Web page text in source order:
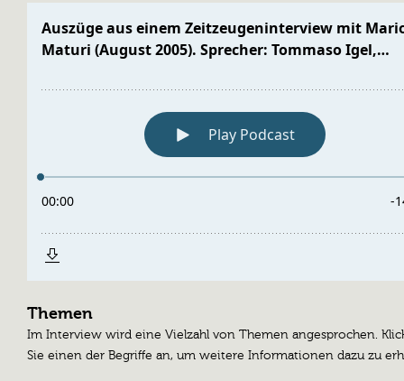
Themen
Im Interview wird eine Vielzahl von Themen angesprochen.
Sie einen der Begriffe an, um weitere Informationen dazu zu